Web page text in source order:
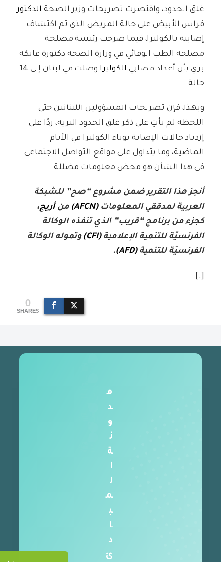
غلق الحدود، واقتصرت تصريحات وزير الصحة الدكتور
فراس الأبيض على حالة المريض الذي تم اكتشاف
إصابته بالكوليرا، فيما صرحت رئيسة مصلحة
مصلحة الطب الوقائي في وزارة الصحة دكتورة عاتكة
بري بأن أعداد مصابي الكوليرا
وصلت في لبنان إلى 14
حالة.
وبهذا، فإن تصريحات المسؤولين اللبنانين حتى
اللحظة لم تأتِ على ذكر غلق الحدود البرية، ردًا على
إزدياد حالات الإصابة بوباء الكوليرا في الأيام
الماضية، وما يتداول على مواقع التواصل الاجتماعي
في هذا الشأن هو محض معلومات مضللة.
أنجز هذا التقرير ضمن مشروع “صح” للشبكة
العربية لمدققي المعلومات(AFCN) منأريج،
كجزء من برنامج “قريب” الذي تنفذه الوكالة
الفرنسيّة للتنمية الإعلامية(CFI)
وتموله الوكالة
الفرنسيّة للتنمية(AFD)
.
[:]
0
SHARES
م
د
و
ن
ة
ا
ل
م
ب
ا
د
ئ